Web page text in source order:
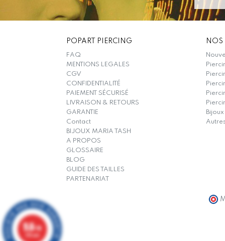
POPART PIERCING
FAQ
MENTIONS LEGALES
CGV
CONFIDENTIALITÉ
PAIEMENT SÉCURISÉ
LIVRAISON & RETOURS
GARANTIE
Contact
BIJOUX MARIA TASH
A PROPOS
GLOSSAIRE
BLOG
GUIDE DES TAILLES
PARTENARIAT
NOS
9.8/10
319 avis